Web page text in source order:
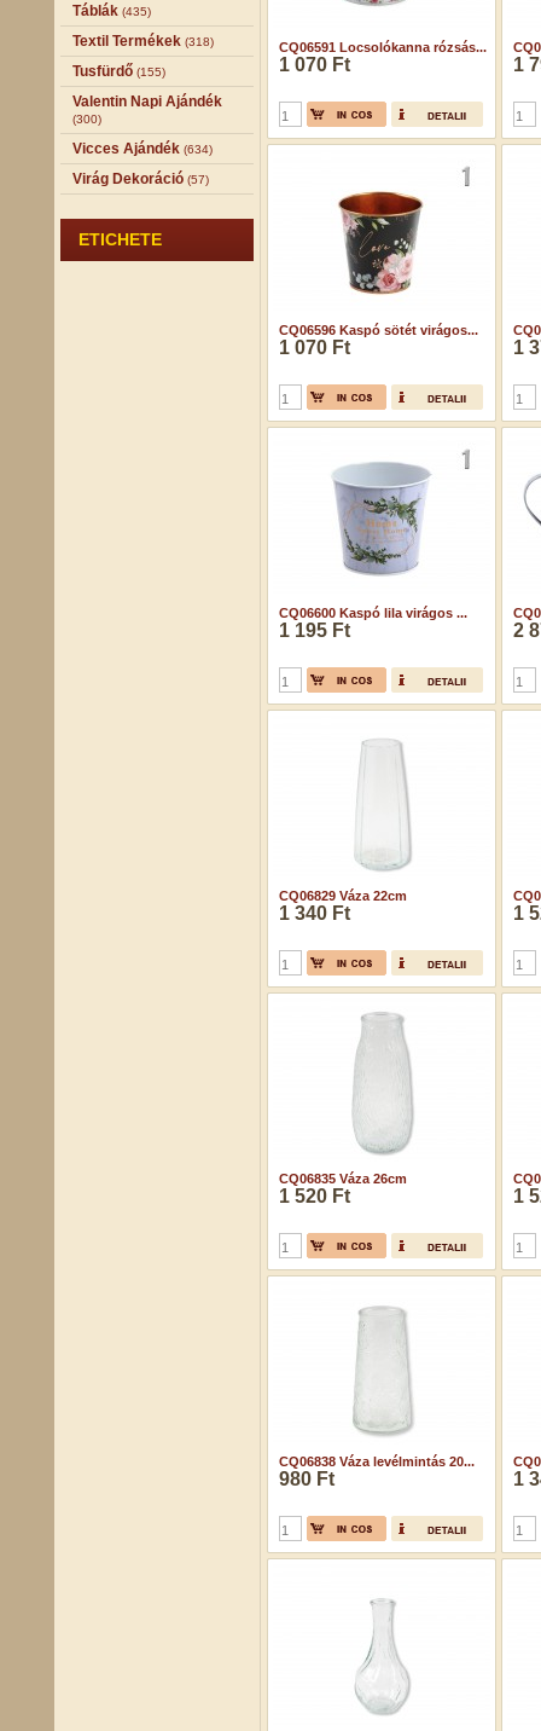
Táblák (435)
Textil Termékek (318)
Tusfürdő (155)
Valentin Napi Ajándék
(300)
Vicces Ajándék (634)
Virág Dekoráció (57)
ETICHETE
CQ06591 Locsolókanna rózsás...
1 070 Ft 1
CQ06596 Kaspó sötét virágos...
1 070 Ft 1
CQ06600 Kaspó lila virágos ...
1 195 Ft 2
CQ06829 Váza 22cm
1 340 Ft 1
CQ06835 Váza 26cm
1 520 Ft 1
CQ06838 Váza levélmintás 20...
980 Ft 1